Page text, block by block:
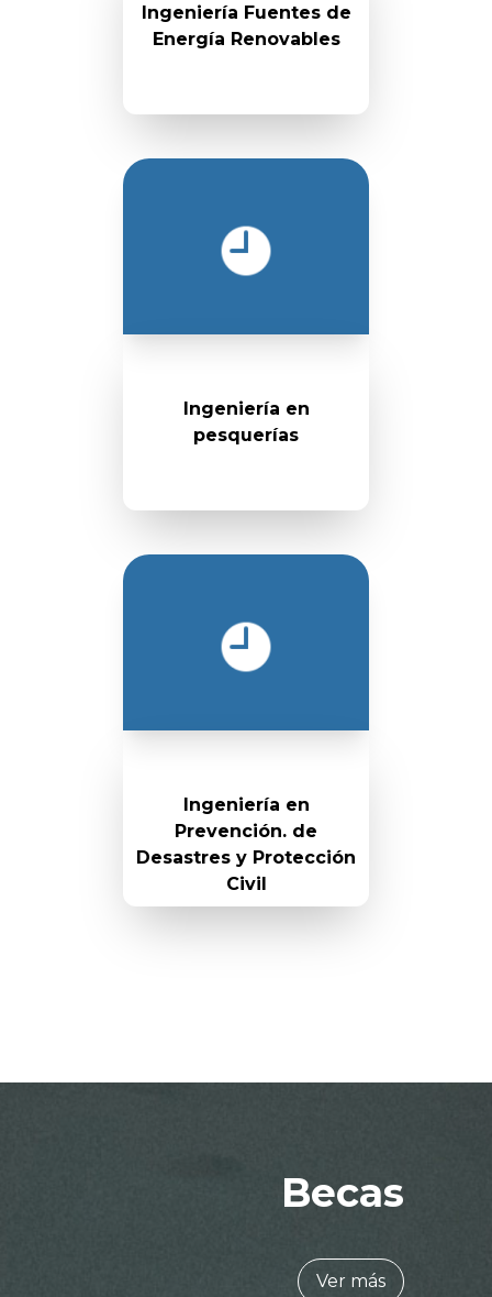
Ingeniería Fuentes de
Energía Renovables
Ingeniería en
pesquerías
Ingeniería en
Prevención. de
Desastres y Protección
Civil
Becas
Ver más